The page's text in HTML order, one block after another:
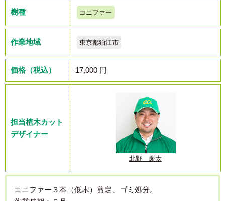
樹種 コニファー
作業地域 東京都狛江市
価格（税込） 17,000 円
担当植木カット
デザイナー
北野 慶太
コニファー３本（低木）剪定、ゴミ処分。